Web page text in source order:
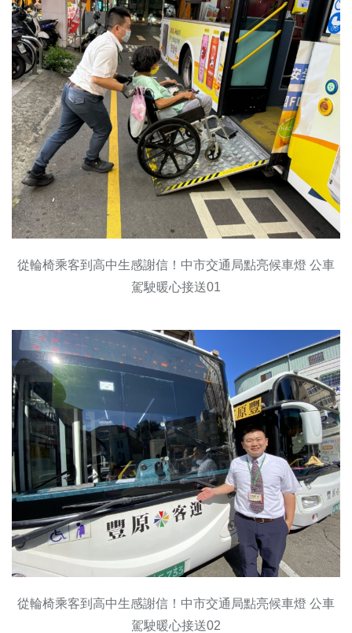
從輪椅乘客到高中生感謝信！中市交通局點亮候車燈 公車
駕駛暖心接送01
從輪椅乘客到高中生感謝信！中市交通局點亮候車燈 公車
駕駛暖心接送02